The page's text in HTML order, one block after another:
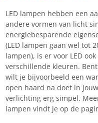
LED lampen hebben een
andere vormen van licht
energiebesparende
(LED lampen gaan wel tot
lampen), is er voor LED
verschillende kleuren.
wilt je bijvoorbeeld een
open haard na doet in
verlichting erg simpel.
lampen vindt je op de